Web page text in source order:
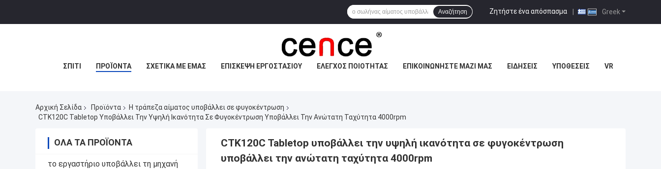
Greek
Ζητήστε ένα απόσπασμα |
Αναζήτηση
ΣΠΊΤΙ ΠΡΟΪΌΝΤΑ ΣΧΕΤΙΚΆ ΜΕ ΕΜΆΣ ΕΠΙΣΚΕΨΉ ΕΡΓΟΣΤΑΣΊΟΥ ΈΛΕΓΧΟΣ ΠΟΙΌΤΗΤΑΣ ΕΠΙΚΟΙΝΩΝΉΣΤΕ ΜΑΖΊ ΜΑΣ ΕΙΔΉΣΕΙΣ ΥΠΟΘΈΣΕΙΣ VR
Αρχική Σελίδα Προϊόντα
Η τράπεζα αίματος υποβάλλει σε φυγοκέντρωση
CTK120C Tabletop Υποβάλλει Την Υψηλή Ικανότητα Σε Φυγοκέντρωση Υποβάλλει Την Ανώτατη Ταχύτητα 4000rpm
ΌΛΑ ΤΑ ΠΡΟΪΌΝΤΑ
το εργαστήριο υποβάλλει τη μηχανή
CTK120C Tabletop υποβάλλει την υψηλή ικανότητα σε φυγοκέντρωση
υποβάλλει την ανώτατη ταχύτητα 4000rpm